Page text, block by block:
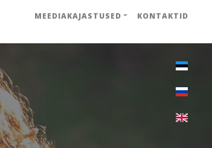
MEEDIAKAJASTUSED KONTAKTID